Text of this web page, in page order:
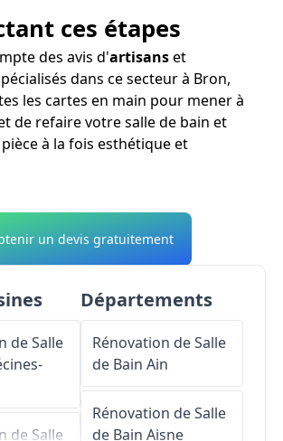
ces étapes
des avis d'artisanset
dans ce secteur à Bron,
les cartes en main pour mener à
de refaire votre salle de bain et
à la fois esthétique et
un devis gratuitement
de Salle
de Salle
Départements
Rénovation de Salle
de Bain Ain
Rénovation de Salle
de Bain Aisne